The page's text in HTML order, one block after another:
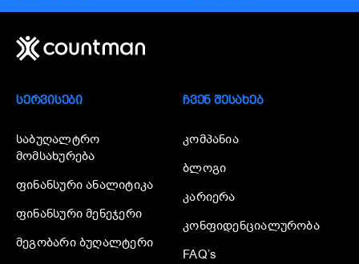
ᲡᲔᲠᲕᲘᲡᲔᲑᲘ
საბუღალტრო
მომსახურება
ფინანსური ანალიტიკა
ფინანსური მენეჯერი
მეგობარი ბუღალტერი
ᲩᲕᲔᲜ ᲨᲔᲡᲐᲮᲔᲑ
კომპანია
ბლოგი
კარიერა
კონფიდენციალურობა
FAQ’s